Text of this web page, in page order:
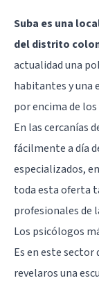
Suba es una
del distrito
actualidad una
habitantes y
por encima de
En las cercanías
fácilmente a día
especializados,
toda esta oferta
profesionales de
Los psicólogos
Es en este sector
revelaros una